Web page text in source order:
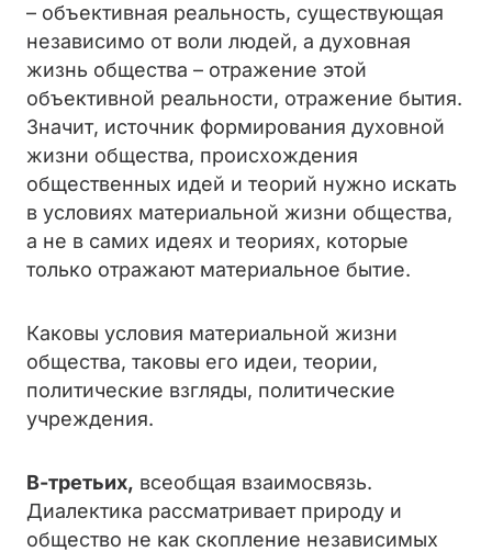
– объективная реальность, существующая
независимо от воли людей, а духовная
жизнь общества – отражение этой
объективной реальности, отражение бытия.
Значит, источник формирования духовной
жизни общества, происхождения
общественных идей и теорий нужно искать
в условиях материальной жизни общества,
а не в самих идеях и теориях, которые
только отражают материальное бытие.
Каковы условия материальной жизни
общества, таковы его идеи, теории,
политические взгляды, политические
учреждения.
В-третьих, всеобщая взаимосвязь.
Диалектика рассматривает природу и
общество не как скопление независимых